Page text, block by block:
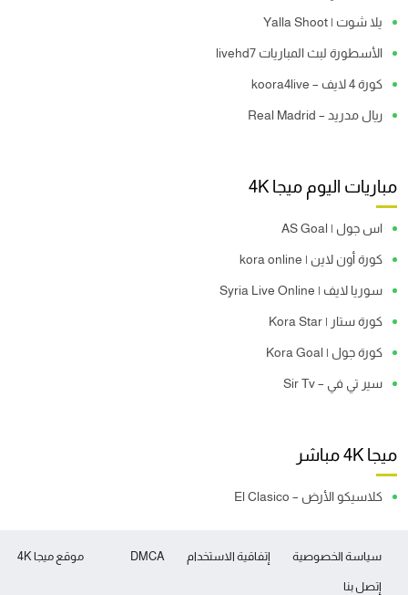
يلا شوت | Yalla Shoot
الأسطورة لبث المباريات livehd7
كورة 4 لايف – koora4live
ريال مدريد – Real Madrid
مباريات اليوم ميجا 4K
اس جول | AS Goal
كورة أون لاين | kora online
سوريا لايف | Syria Live Online
كورة ستار | Kora Star
كورة جول | Kora Goal
سير تي في – Sir Tv
ميجا 4K مباشر
كلاسيكو الأرض – El Clasico
موقع ميجا 4K سياسة الخصوصية إتفاقية الاستخدام DMCA
إتصل بنا